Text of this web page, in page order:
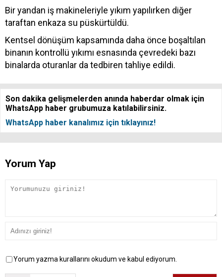
Bir yandan iş makineleriyle yıkım yapılırken diğer
taraftan enkaza su püskürtüldü.
Kentsel dönüşüm kapsamında daha önce boşaltılan
binanın kontrollü yıkımı esnasında çevredeki bazı
binalarda oturanlar da tedbiren tahliye edildi.
Son dakika gelişmelerden anında haberdar olmak için
WhatsApp haber grubumuza katılabilirsiniz.
WhatsApp haber kanalımız için tıklayınız!
Yorum Yap
Yorum yazma kurallarını okudum ve kabul ediyorum.